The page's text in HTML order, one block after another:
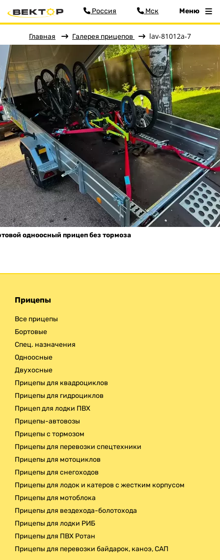
Меню
Главная
Прицепы
Запчасти
Хоз. товары
Дилеры
О заводе
Контакты
Тюнинг прицепов
Получить прицеп
Статьи
Оплата
Россия Мск Меню
Главная Галерея прицепов lav-81012a-7
одноосный прицеп без тормоза
Прицепы
Все прицепы
Бортовые
Спец. назначения
Одноосные
Двухосные
Прицепы для квадроциклов
Прицепы для гидроциклов
Прицеп для лодки ПВХ
Прицепы-автовозы
Прицепы с тормозом
Прицепы для перевозки спецтехники
Прицепы для мотоциклов
Прицепы для снегоходов
Прицепы для лодок и катеров с жестким корпусом
Прицепы для мотоблока
Прицепы для вездехода-болотохода
Прицепы для лодки РИБ
Прицепы для ПВХ Ротан
Прицепы для перевозки байдарок, каноэ, САП